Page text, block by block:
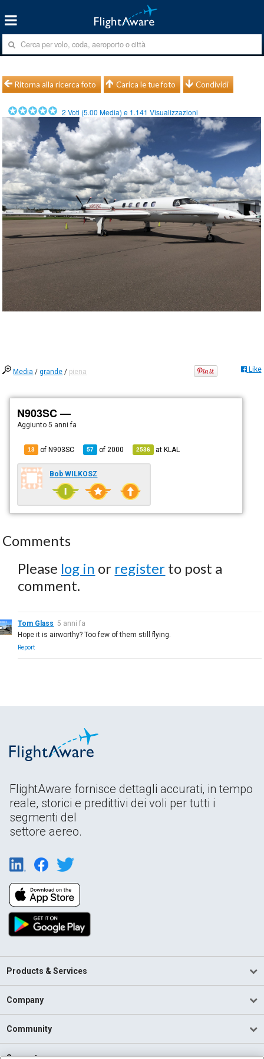
Ritorna alla ricerca foto Carica le tue foto Condividi
2 Voti (5.00 Media) e 1.141 Visualizzazioni
Media /grande / piena Like
N903SC —
Aggiunto5 anni fa
13 of N903SC 57 of 2000 2536 atKLAL
Bob WILKOSZ
Comments
Please log in or register to post a
comment.
Tom Glass 5 anni fa
Hope it is airworthy? Too few of them still flying.
Report
FlightAware fornisce dettagli accurati, in tempo
reale, storici e predittivi dei voli per tutti i
segmenti del
settore aereo.
Products & Services
Company
Community